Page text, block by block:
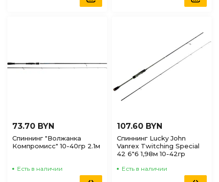
73.70 BYN
Спиннинг "Волжанка
Компромисс" 10-40гр 2.1м
Есть в наличии
107.60 BYN
Спиннинг Lucky John
Vanrex Twitching Special
42 6"6 1,98м 10-42гр
Есть в наличии